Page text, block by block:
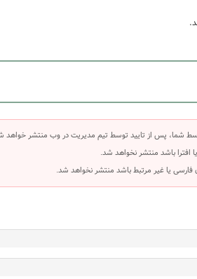
شما، پس از تایید توسط تیم مدیریت در وب منتشر خواهد
افترا باشد منتشر نخواهد شد.
فارسی یا غیر مرتبط باشد منتشر نخواهد شد.